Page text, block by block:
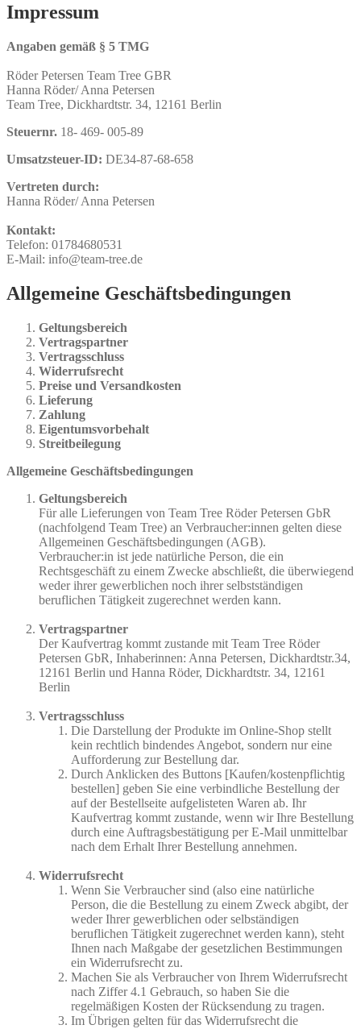
Impressum
Angaben gemäß § 5 TMG
Röder Petersen Team Tree GBR
Hanna Röder/ Anna Petersen
Team Tree, Dickhardtstr. 34, 12161 Berlin
Steuernr. 18- 469- 005-89
Umsatzsteuer-ID: DE34-87-68-658
Vertreten durch:
Hanna Röder/ Anna Petersen
Kontakt:
Telefon: 01784680531
E-Mail: info@team-tree.de
Allgemeine Geschäftsbedingungen
Geltungsbereich
Vertragspartner
Vertragsschluss
Widerrufsrecht
Preise und Versandkosten
Lieferung
Zahlung
Eigentumsvorbehalt
Streitbeilegung
Allgemeine Geschäftsbedingungen
Geltungsbereich
Für alle Lieferungen von Team Tree Röder Petersen GbR
(nachfolgend Team Tree) an Verbraucher:innen gelten diese
Allgemeinen Geschäftsbedingungen (AGB).
Verbraucher:in ist jede natürliche Person, die ein
Rechtsgeschäft zu einem Zwecke abschließt, die überwiegend
weder ihrer gewerblichen noch ihrer selbstständigen
beruflichen Tätigkeit zugerechnet werden kann.
Vertragspartner
Der Kaufvertrag kommt zustande mit Team Tree Röder
Petersen GbR, Inhaberinnen: Anna Petersen, Dickhardtstr.34,
12161 Berlin und Hanna Röder, Dickhardtstr. 34, 12161
Berlin
Vertragsschluss
Die Darstellung der Produkte im Online-Shop stellt
kein rechtlich bindendes Angebot, sondern nur eine
Aufforderung zur Bestellung dar.
Durch Anklicken des Buttons [Kaufen/kostenpflichtig
bestellen] geben Sie eine verbindliche Bestellung der
auf der Bestellseite aufgelisteten Waren ab. Ihr
Kaufvertrag kommt zustande, wenn wir Ihre Bestellung
durch eine Auftragsbestätigung per E-Mail unmittelbar
nach dem Erhalt Ihrer Bestellung annehmen.
Widerrufsrecht
Wenn Sie Verbraucher sind (also eine natürliche
Person, die die Bestellung zu einem Zweck abgibt, der
weder Ihrer gewerblichen oder selbständigen
beruflichen Tätigkeit zugerechnet werden kann), steht
Ihnen nach Maßgabe der gesetzlichen Bestimmungen
ein Widerrufsrecht zu.
Machen Sie als Verbraucher von Ihrem Widerrufsrecht
nach Ziffer 4.1 Gebrauch, so haben Sie die
regelmäßigen Kosten der Rücksendung zu tragen.
Im Übrigen gelten für das Widerrufsrecht die